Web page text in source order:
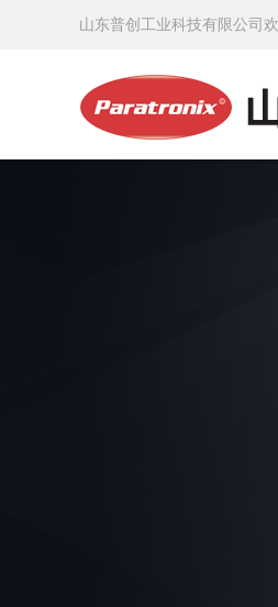
山东普创工业科技有限公司欢